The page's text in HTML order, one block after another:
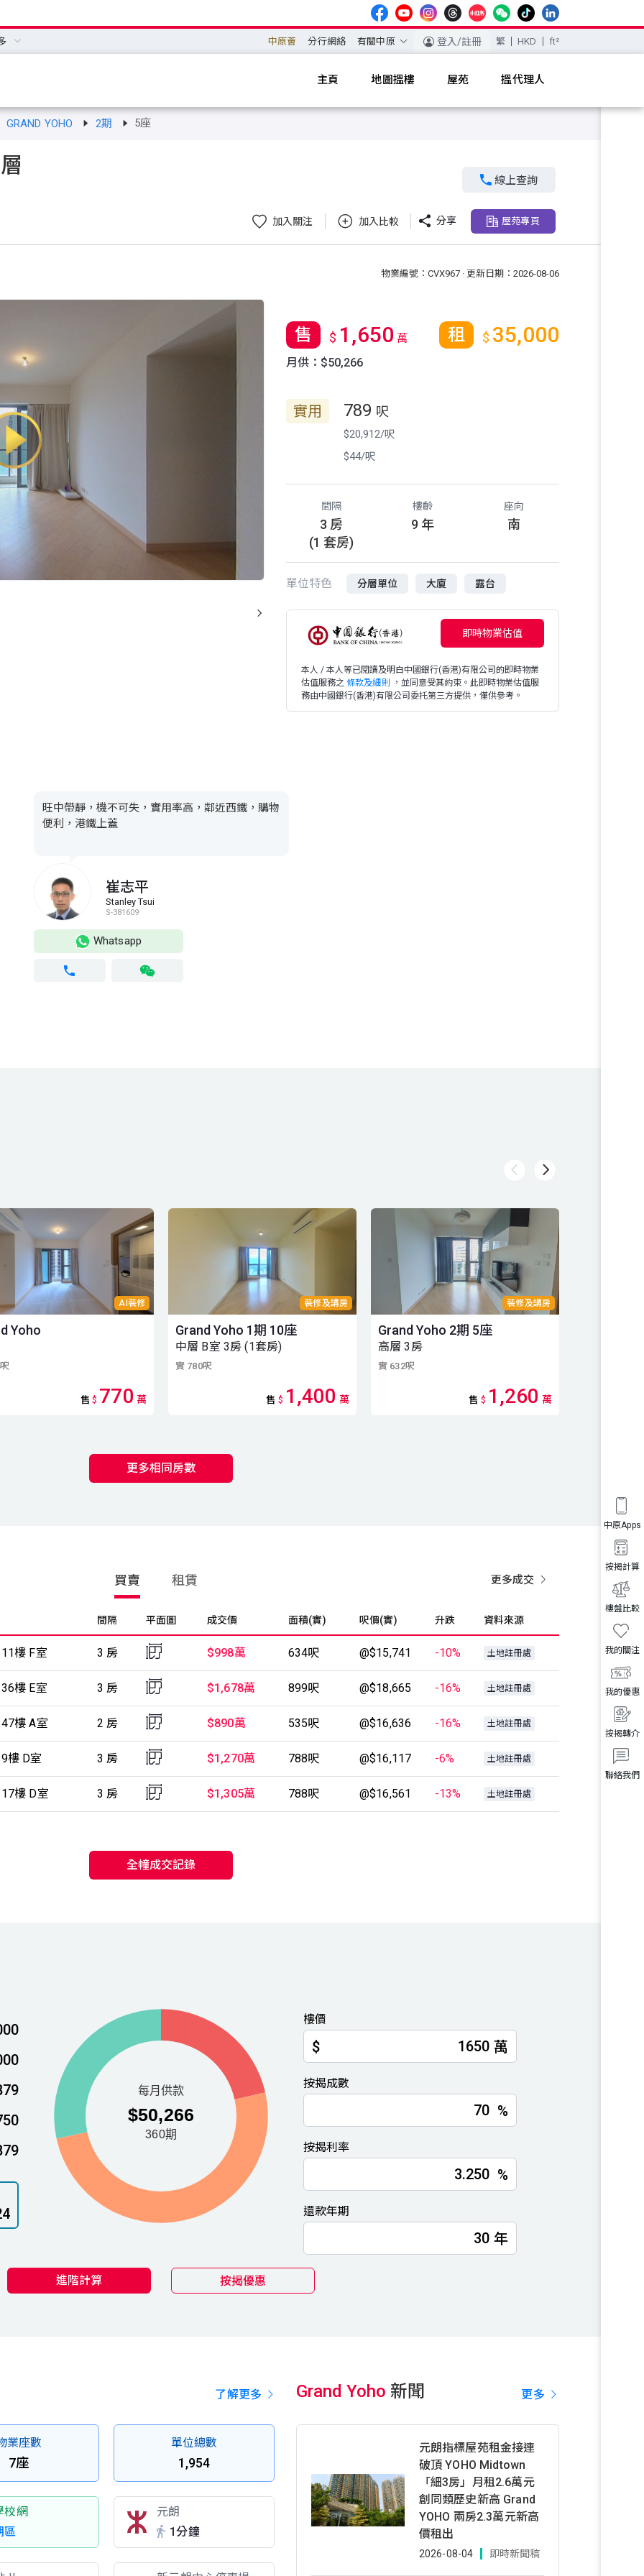
中原薈 分行網絡 有關中原 登入/註冊 繁 HKD ft²
主頁 地圖搵樓 屋苑 搵代理人
聯絡我們
按揭轉介
我的優惠
我的關注
樓盤比較
按揭計算
中原Apps
GRAND YOHO 2期 5座
 線上查詢
加入關注 加入比較  分享 屋苑專頁
物業編號：CVX967 · 更新日期：2026-08-06
售 $ 1,650 萬 租 $ 35,000
月供：$50,266
實用 789 呎
$20,912/呎
$44/呎
間隔
3 房
(1 套房)
樓齡
9 年
座向
南
單位特色 分層單位 大廈 露台
即時物業估值
本人 / 本人等已閱讀及明白中國銀行(香港)有限公司的即時物業
估值服務之 條款及細則
，並同意受其約束。此即時物業估值服
務由中國銀行(香港)有限公司委托第三方提供，僅供參考。
旺中帶靜，機不可失，實用率高，鄰近西鐵，購物
便利，港鐵上蓋
崔志平
Stanley Tsui
S-381609
Whatsapp
AI裝修
Yoho
售 $ 770 萬
裝修及講房
Grand Yoho 1期 10座
中層 B室 3房 (1套房)
實 780呎
售 $ 1,400 萬
裝修及講房
Grand Yoho 2期 5座
高層 3房
實 632呎
售 $ 1,260 萬
更多相同房數
買賣 租賃 更多成交
間隔 平面圖 成交價 面積(實) 呎價(實) 升跌 資料來源
樓 F室 3 房 $998萬 634呎 @$15,741 -10% 土地註冊處
樓 E室 3 房 $1,678萬 899呎 @$18,665 -16% 土地註冊處
樓 A室 2 房 $890萬 535呎 @$16,636 -16% 土地註冊處
樓 D室 3 房 $1,270萬 788呎 @$16,117 -6% 土地註冊處
樓 D室 3 房 $1,305萬 788呎 @$16,561 -13% 土地註冊處
全幢成交記錄
樓價
$ 萬
按揭成數
%
按揭利率
%
還款年期
年
進階計算 按揭優惠
了解更多
業座數
7座
單位總數
1,954
校網
區
元朗
1分鐘
Grand Yoho 新聞 更多
元朗指標屋苑租金接連
破頂 YOHO Midtown
「細3房」月租2.6萬元
創同類歷史新高 Grand
YOHO 兩房2.3萬元新高
價租出
2026-08-04 即時新聞稿